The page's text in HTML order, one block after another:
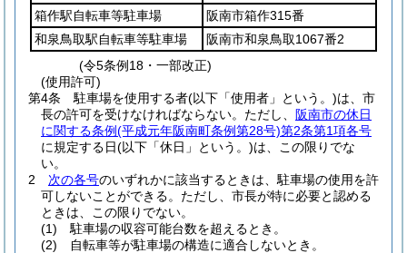
箱作駅自転車等駐車場
阪南市箱作315番
和泉鳥取駅自転車等駐車場
阪南市和泉鳥取1067番2
(令5条例18・一部改正)
(使用許可)
第4条
駐車場を使用する者(以下「使用者」という。)は、市
長の許可を受けなければならない。 ただし、
阪南市の休日
に関する条例(平成元年阪南町条例第28号)第2条第1項各号
に規定する日(以下「休日」という。)は、この限りでな
い。
2
次の各号のいずれかに該当するときは、駐車場の使用を許
可しないことができる。 ただし、市長が特に必要と認める
ときは、この限りでない。
(1)
駐車場の収容可能台数を超えるとき。
(2)
自転車等が駐車場の構造に適合しないとき。